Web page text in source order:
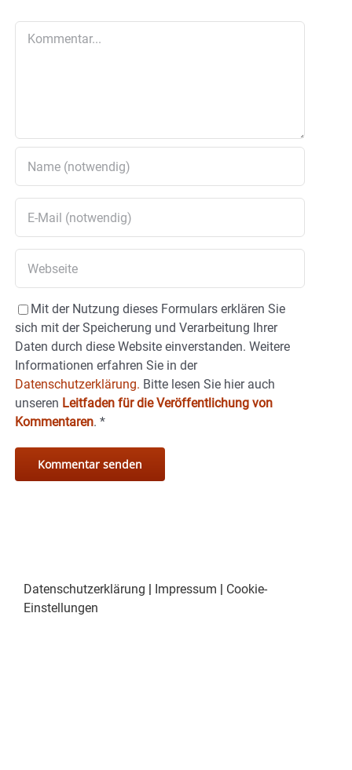
Mit der Nutzung dieses Formulars erklären Sie
sich mit der Speicherung und Verarbeitung Ihrer
Daten durch diese Website einverstanden. Weitere
Informationen erfahren Sie in der
Datenschutzerklärung. Bitte lesen Sie hier auch
unseren Leitfaden für die Veröffentlichung von
Kommentaren. *
Datenschutzerklärung Impressum
Cookie-
Einstellungen